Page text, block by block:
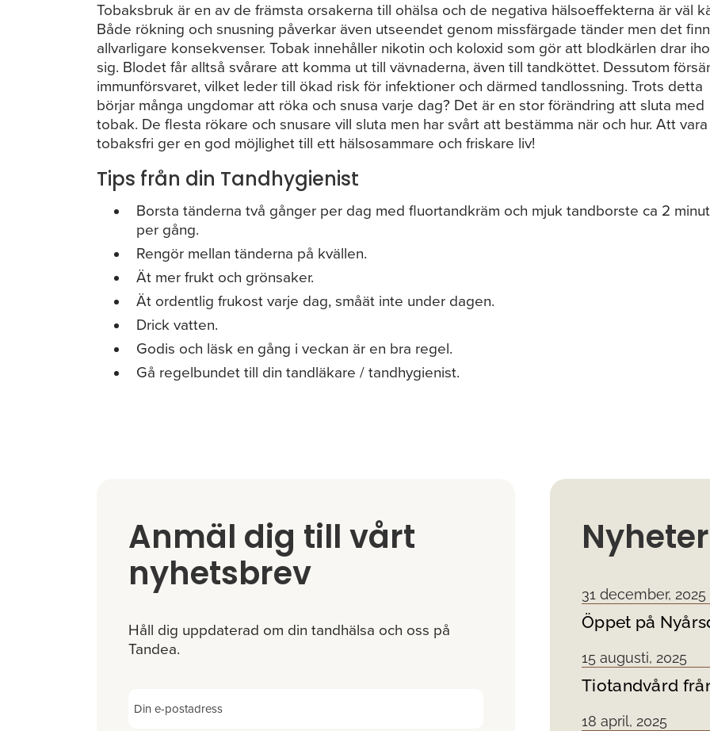
Tobaksbruk är en av de främsta orsakerna till ohälsa och de negativa hälsoeffekterna är väl
Både rökning och snusning påverkar även utseendet genom missfärgade tänder men det
allvarligare konsekvenser. Tobak innehåller nikotin och koloxid som gör att blodkärlen drar
sig. Blodet får alltså svårare att komma ut till vävnaderna, även till tandköttet. Dessutom
immunförsvaret, vilket leder till ökad risk för infektioner och därmed tandlossning. Trots detta
börjar många ungdomar att röka och snusa varje dag? Det är en stor förändring att sluta med
tobak. De flesta rökare och snusare vill sluta men har svårt att bestämma när och hur. Att vara
tobaksfri ger en god möjlighet till ett hälsosammare och friskare liv!
Tips från din Tandhygienist
Borsta tänderna två gånger per dag med fluortandkräm och mjuk tandborste ca 2
per gång.
Rengör mellan tänderna på kvällen.
Ät mer frukt och grönsaker.
Ät ordentlig frukost varje dag, småät inte under dagen.
Drick vatten.
Godis och läsk en gång i veckan är en bra regel.
Gå regelbundet till din tandläkare / tandhygienist.
Anmäl dig till vårt
nyhetsbrev
Håll dig uppdaterad om din tandhälsa och oss på
Tandea.
Nyheter
31 december, 2025
Öppet på
15 augusti, 2025
Tiotandvård
18 april, 2025